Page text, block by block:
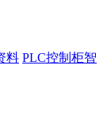
料 PLC控制柜智